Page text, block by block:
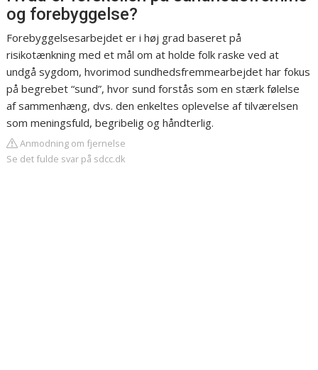
og forebyggelse?
​Forebyggelsesarbejdet er i høj grad baseret på
risikotænkning med et mål om at holde folk raske ved at
undgå sygdom, hvorimod sundhedsfremmearbejdet har fokus
på begrebet “sund”, hvor sund forstås som en stærk følelse
af sammenhæng, dvs. den enkeltes oplevelse af tilværelsen
som meningsfuld, begribelig og håndterlig.
Anmodning om fjernelse
Se det fulde svar på sdcc.dk